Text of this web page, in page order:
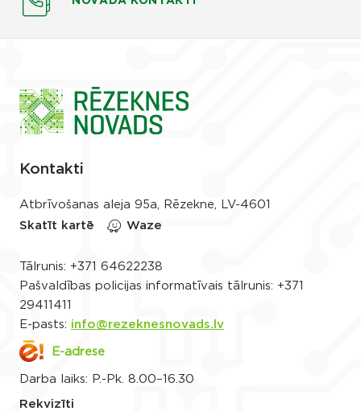
Kontakti
Atbrīvošanas aleja 95a, Rēzekne, LV-4601
Skatīt kartē
Waze
Tālrunis: +371 64622238
Pašvaldības policijas informatīvais tālrunis: +371
29411411
E-pasts: info@rezeknesnovads.lv
E-adrese
Darba laiks: P.-Pk. 8.00–16.30
Rekvizīti